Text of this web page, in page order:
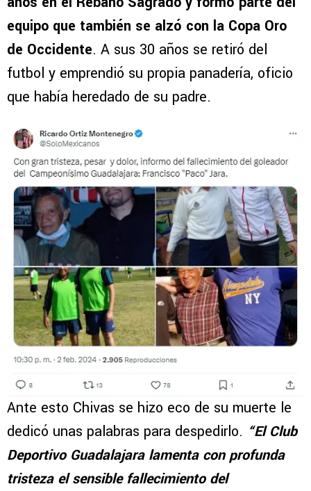
equipo que también se alzó con la Copa Oro
de Occidente. A sus 30 años se retiró del
futbol y emprendió su propia panadería, oficio
que había heredado de su padre.
Ante esto Chivas se hizo eco de su muerte le
dedicó unas palabras para despedirlo. “El Club
Deportivo Guadalajara lamenta con profunda
tristeza el sensible fallecimiento del